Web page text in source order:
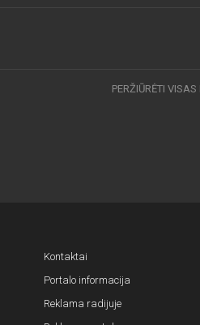
PERŽIŪRĖTI
Kontaktai
Portalo informacija
Reklama radijuje